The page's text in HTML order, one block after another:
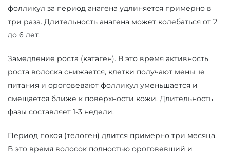
фолликул за период анагена удлиняется примерно в
три раза. Длительность анагена может колебаться от 2
до 6 лет.
Замедление роста (катаген). В это время активность
роста волоска снижается, клетки получают меньше
питания и ороговевают фолликул уменьшается и
смещается ближе к поверхности кожи. Длительность
фазы составляет 1-3 недели.
Период покоя (телоген) длится примерно три месяца.
В это время волосок полностью ороговевший и